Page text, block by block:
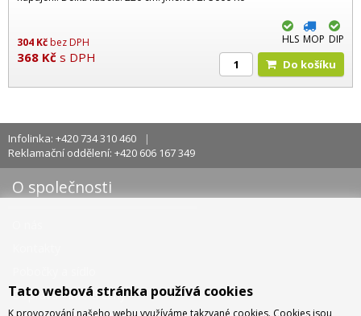
304 Kčbez DPH
368 Kč s DPH
HLS MOP DIP
Do košíku
Infolinka: +420 734 310 460
Reklamační oddělení: +420 606 167 349
O společnosti
Doprava - info a ceny
Tato webová stránka používá cookies
K provozování našeho webu využíváme takzvané cookies. Cookies jsou